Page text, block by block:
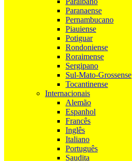
Paranaense
Pernambucano
Piauiense
Potiguar
Rondoniense
Roraimense
Sergipano
Sul-Mato-Grossense
Tocantinense
Internacionais
Alemão
Espanhol
Francês
Inglês
Italiano
Português
Saudita